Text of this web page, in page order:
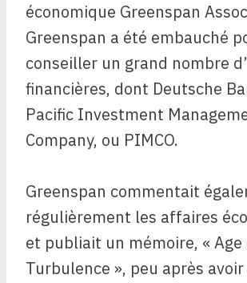
économique Greenspan
Greenspan a été embauché
conseiller un grand nombre
financières, dont Deutsche
Pacific Investment
Company, ou PIMCO.
Greenspan commentait
régulièrement les affaires
et publiait un mémoire, « Age
Turbulence », peu après